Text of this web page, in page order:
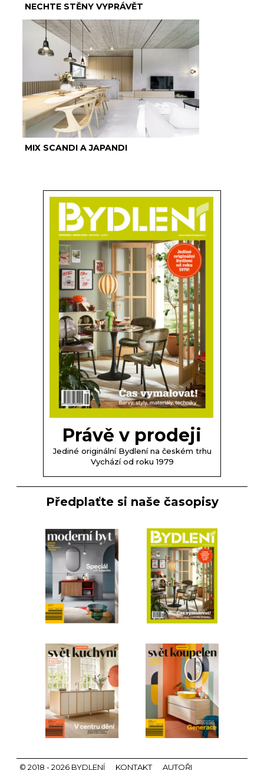
NECHTE STĚNY VYPRÁVĚT
MIX SCANDI A JAPANDI
Právě v prodeji
Jediné originální Bydlení na českém trhu
Vychází od roku 1979
Předplaťte si naše časopisy
© 2018 - 2026 BYDLENÍ KONTAKT AUTOŘI